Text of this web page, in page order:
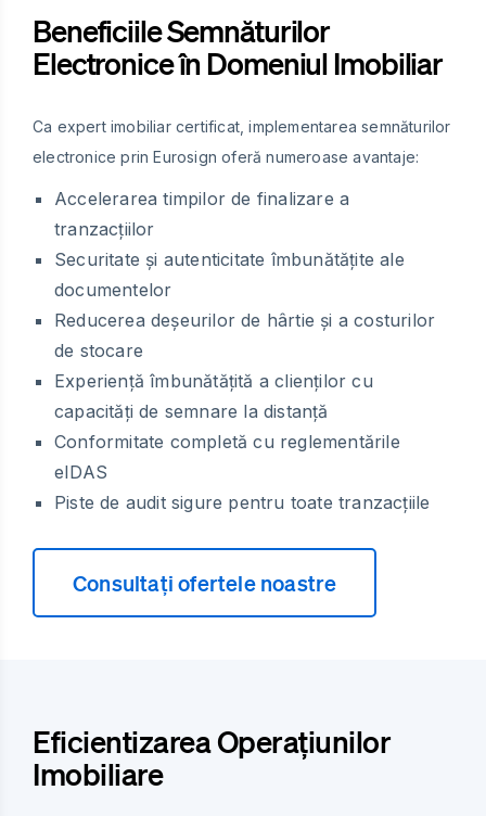
Beneficiile Semnăturilor
Electronice în Domeniul Imobiliar
Ca expert imobiliar certificat, implementarea semnăturilor
electronice prin Eurosign oferă numeroase avantaje:
Accelerarea timpilor de finalizare a
tranzacțiilor
Securitate și autenticitate îmbunătățite ale
documentelor
Reducerea deșeurilor de hârtie și a costurilor
de stocare
Experiență îmbunătățită a clienților cu
capacități de semnare la distanță
Conformitate completă cu reglementările
eIDAS
Piste de audit sigure pentru toate tranzacțiile
Consultați ofertele noastre
Eficientizarea Operațiunilor
Imobiliare